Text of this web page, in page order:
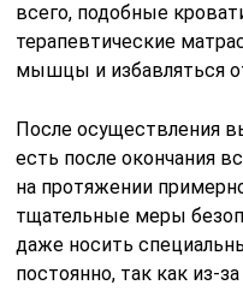
всего, подобные
терапевтические
мышцы и избавляться
После осуществления
есть после окончания
на протяжении
тщательные меры
даже носить
постоянно, так как из-